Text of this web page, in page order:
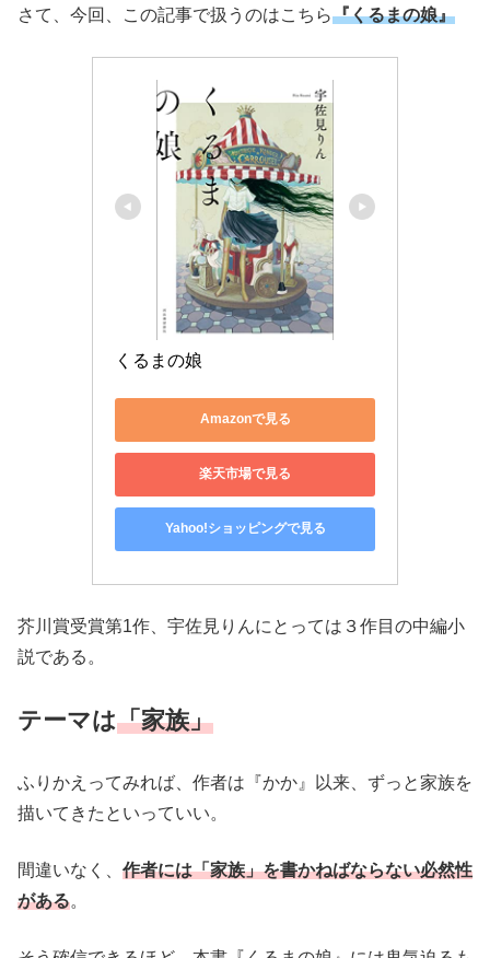
さて、今回、この記事で扱うのはこちら『くるまの娘』
くるまの娘
Amazonで見る
楽天市場で見る
Yahoo!ショッピングで見る
芥川賞受賞第1作、宇佐見りんにとっては３作目の中編小
説である。
テーマは「家族」
ふりかえってみれば、作者は『かか』以来、ずっと家族を
描いてきたといっていい。
間違いなく、 作者には「家族」を書かねばならない必然性
がある。